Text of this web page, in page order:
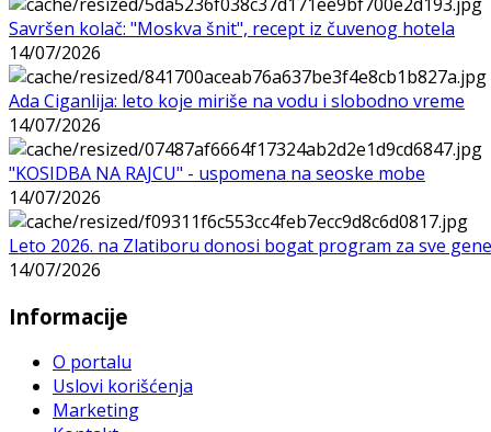
Savršen kolač: "Moskva šnit", recept iz čuvenog hotela
14/07/2026
Ada Ciganlija: leto koje miriše na vodu i slobodno vreme
14/07/2026
"KOSIDBA NA RAJCU" - uspomena na seoske mobe
14/07/2026
Leto 2026. na Zlatiboru donosi bogat program za sve
14/07/2026
Informacije
O portalu
Uslovi korišćenja
Marketing